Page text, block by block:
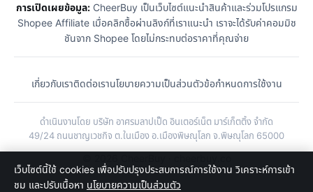
การเปิดเผยข้อมูล:CheerBuy เป็นเว็บไซต์แนะนำสินค้าและร่วมโปรแกรม
Shopee Affiliate เมื่อคลิกซื้อผ่านลิงก์ที่เราแนะนำ เราจะได้รับค่าคอมมิช
ชันจาก Shopee โดยไม่กระทบต่อราคาที่คุณจ่าย
เกี่ยวกับเราติดต่อเรานโยบายความเป็นส่วนตัวข้อกำหนดการใช้งาน
ดำเนินงานโดย บริษัท อาศรมลาปเป็ด อินเตอร์เน็ต มาร์เก็ตติ้ง จำกัด
49/24 ถนนชาญเวชกิจ ต.ในเมือง อ.เมืองพิษณุโลก จ.พิษณุโลก 65000
เว็บไซต์นี้ใช้ cookies เพื่อปรับปรุงประสบการณ์การใช้งาน วิเคราะห์การเข้า
ชม และปรับเนื้อหา นโยบายความเป็นส่วนตัว